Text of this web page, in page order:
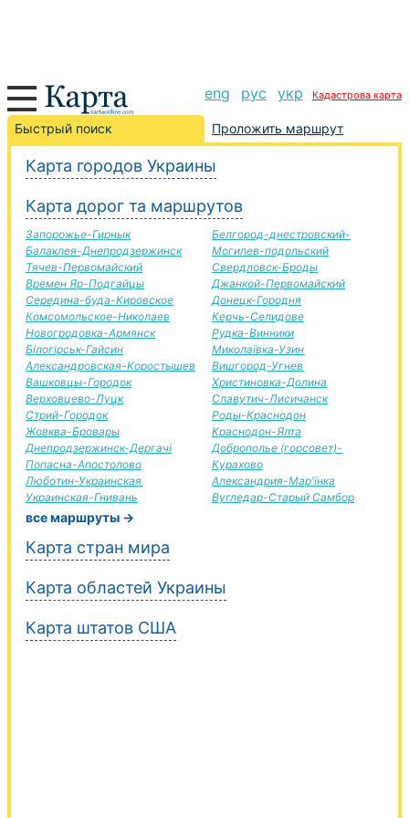
eng рус укр Кадастрова карта
Быстрый поиск Проложить маршрут
Карта городов Украины
Карта дорог та маршрутов
Запорожье-Гирнык
Балаклея-Днепродзержинск
Тячев-Первомайский
Времен Яр-Подгайцы
Середина-буда-Кировское
Комсомольское-Николаев
Новогродовка-Армянск
Білогірськ-Гайсин
Александровская-Коростышев
Вашковцы-Городок
Верховцево-Луцк
Стрий-Городок
Жовква-Бровары
Днепродзержинск-Дергачі
Попасна-Апостолово
Люботин-Украинская
Украинская-Гнивань
Белгород-днестровский-
Могилев-подольский
Свердловск-Броды
Джанкой-Первомайский
Донецк-Городня
Керчь-Селидове
Рудка-Винники
Миколаївка-Узин
Вишгород-Угнев
Христиновка-Долина
Славутич-Лисичанск
Роды-Краснодон
Краснодон-Ялта
Доброполье (горсовет)-
Курахово
Александрия-Мар'їнка
Вугледар-Старый Самбор
все маршруты →
Карта стран мира
Карта областей Украины
Карта штатов США
Хырив-Первомайськ дорога, маршрут Хырив-
Первомайськ, автомобильная дорога
+
−